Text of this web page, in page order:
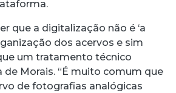
que a digitalização não é ‘a
dos acervos e sim
um tratamento técnico
de Morais. “É muito comum que
de fotografias analógicas